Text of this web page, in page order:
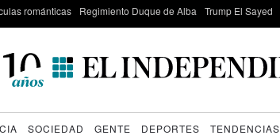
románticas Regimiento Duque de Alba Trump El Sayed
SOCIEDAD GENTE DEPORTES TENDENCIAS